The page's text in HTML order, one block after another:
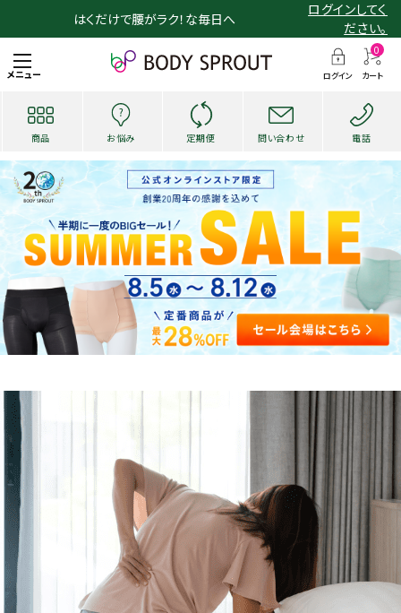
はくだけで腰がラク！な毎日へ
ログインしてく
ださい。
メニュー ログイン
0
カート
商品 お悩み 定期便 問い合わせ 電話
search
お悩み・用途から探す
ショッピングガイド